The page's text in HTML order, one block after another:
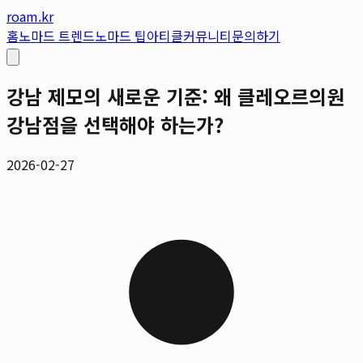
roam.kr
홈노마드 트렌드노마드 팁아티클커뮤니티문의하기
강남 제모의 새로운 기준: 왜 클레오르의원
강남점을 선택해야 하는가?
2026-02-27